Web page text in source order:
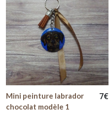
Mini peinture labrador
chocolat modèle 1
7€